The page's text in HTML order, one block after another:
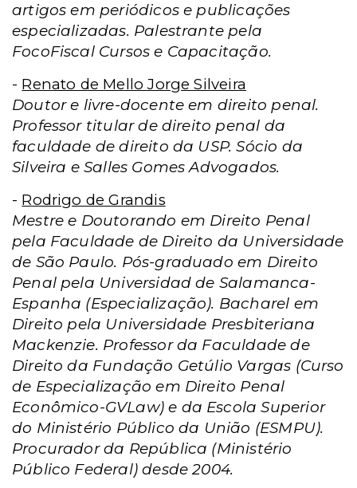
artigos em periódicos e publicações
especializadas. Palestrante pela
FocoFiscal Cursos e Capacitação.
- Renato de Mello Jorge Silveira
Doutor e livre-docente em direito penal.
Professor titular de direito penal da
faculdade de direito da USP. Sócio da
Silveira e Salles Gomes Advogados.
- Rodrigo de Grandis
Mestre e Doutorando em Direito Penal
pela Faculdade de Direito da Universidade
de São Paulo. Pós-graduado em Direito
Penal pela Universidad de Salamanca-
Espanha (Especialização). Bacharel em
Direito pela Universidade Presbiteriana
Mackenzie. Professor da Faculdade de
Direito da Fundação Getúlio Vargas (Curso
de Especialização em Direito Penal
Econômico-GVLaw) e da Escola Superior
do Ministério Público da União (ESMPU).
Procurador da República (Ministério
Público Federal) desde 2004.